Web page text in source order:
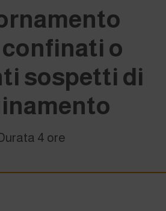
o
sospetti di
4 ore